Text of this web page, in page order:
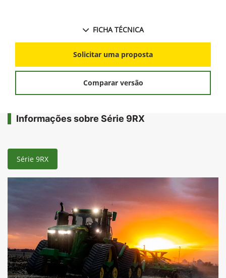
FICHA TÉCNICA
Solicitar uma proposta
Comparar versão
Informações sobre Série 9RX
Série 9RX